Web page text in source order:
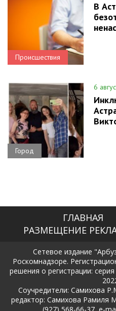
Происшествия
В
Город
6
ГЛАВНАЯ
РАЗМЕЩЕНИЕ
Сетевое издание
Роскомнадзоре.
решения о регистрации:
Соучредители: Самихова
редактор: Самихова Рамиля